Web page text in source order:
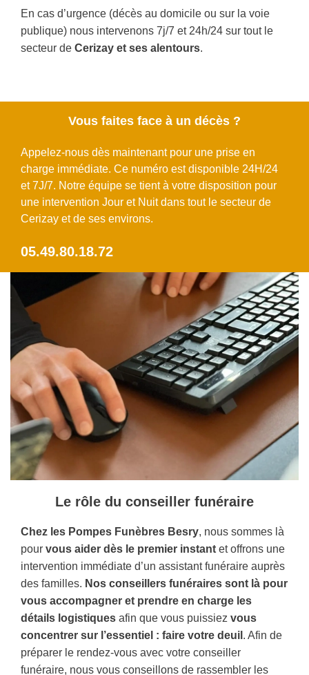
En cas d’urgence (décès au domicile ou sur la voie
publique) nous intervenons 7j/7 et 24h/24 sur tout le
secteur de Cerizay et ses alentours.
Vous faites face à un décès ?
Appelez-nous dès maintenant pour une prise en
charge immédiate. Ce numéro est disponible 24H/24
et 7J/7. Notre équipe se tient à votre disposition pour
une intervention Jour et Nuit dans tout le secteur de
Cerizay et de ses environs.
05.49.80.18.72
Le rôle du conseiller funéraire
Chez les Pompes Funèbres Besry, nous sommes là
pour vous aider dès le premier instant et offrons une
intervention immédiate d’un assistant funéraire auprès
des familles. Nos conseillers funéraires sont là pour
vous accompagner et prendre en charge les
détails logistiques afin que vous puissiez vous
concentrer sur l’essentiel : faire votre deuil . Afin de
préparer le rendez-vous avec votre conseiller
funéraire, nous vous conseillons de rassembler les